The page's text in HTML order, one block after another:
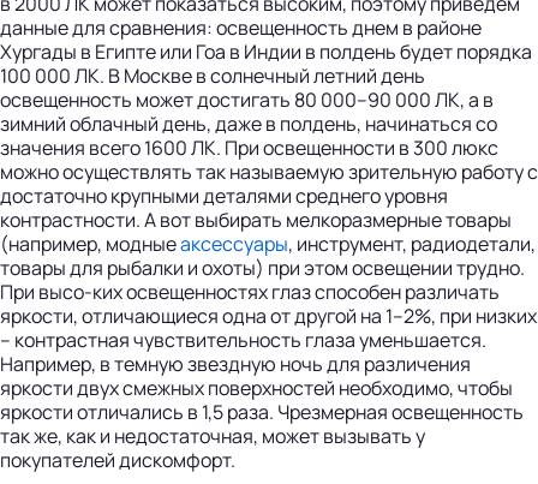
данные для сравнения: освещенность днем в районе
Хургады в Египте или Гоа в Индии в полдень будет порядка
100 000 ЛК. В Москве в солнечный летний день
освещенность может достигать 80 000–90 000 ЛК, а в
зимний облачный день, даже в полдень, начинаться со
значения всего 1600 ЛК. При освещенности в 300 люкс
можно осуществлять так называемую зрительную работу с
достаточно крупными деталями среднего уровня
контрастности. А вот выбирать мелкоразмерные товары
(например, модныеаксессуары, инструмент, радиодетали,
товары для рыбалки и охоты) при этом освещении трудно.
При высо-ких освещенностях глаз способен различать
яркости, отличающиеся одна от другой на 1–2%, при низких
– контрастная чувствительность глаза уменьшается.
Например, в темную звездную ночь для различения
яркости двух смежных поверхностей необходимо, чтобы
яркости отличались в 1,5 раза. Чрезмерная освещенность
так же, как и недостаточная, может вызывать у
покупателей дискомфорт.